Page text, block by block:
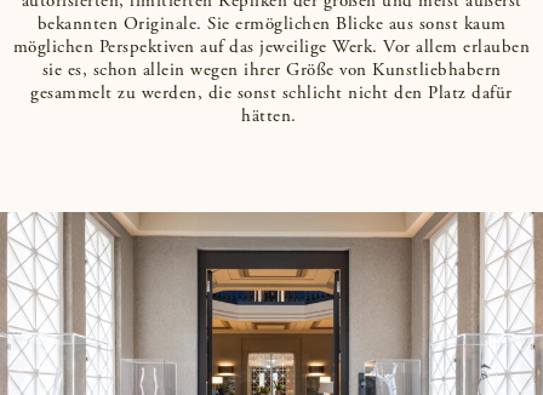
bekannten Originale. Sie ermöglichen Blicke aus sonst kaum
möglichen Perspektiven auf das jeweilige Werk. Vor allem erlauben
sie es, schon allein wegen ihrer Größe von Kunstliebhabern
gesammelt zu werden, die sonst schlicht nicht den Platz dafür
hätten.